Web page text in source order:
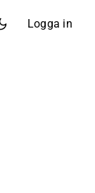
Logga in